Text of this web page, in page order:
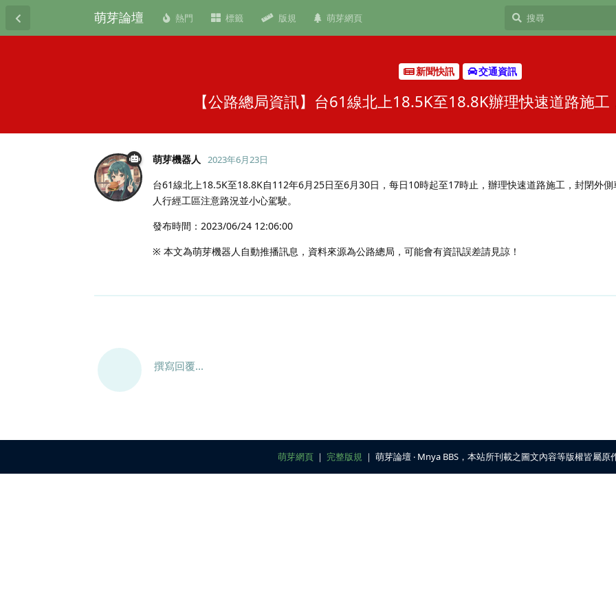
萌芽論壇 熱門 標籤 版規 萌芽網頁
新聞快訊 交通資訊
【公路總局資訊】台61線北上18.5K至18.8K辦理快速道路施工
萌芽機器人 2023年6月23日
台61線北上18.5K至18.8K自112年6月25日至6月30日，每日10時起至17時止，辦理快速道路施工，封閉外側
人行經工區注意路況並小心駕駛。
發布時間：2023/06/24 12:06:00
※ 本文為萌芽機器人自動推播訊息，資料來源為公路總局，可能會有資訊誤差請見諒！
撰寫回覆...
萌芽網頁 ｜ 完整版規 ｜ 萌芽論壇 ‧ Mnya BBS，本站所刊載之圖文內容等版權皆屬原